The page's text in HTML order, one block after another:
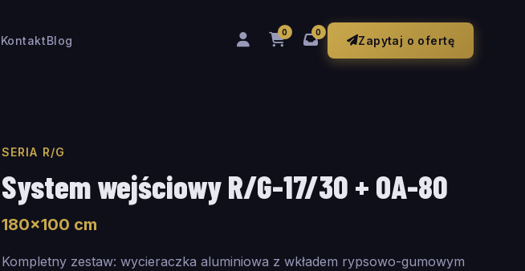
KontaktBlog
0 0
Zapytaj o ofertę
SERIA R/G
System wejściowy R/G-17/30 + OA-80
180×100 cm
Kompletny zestaw: wycieraczka aluminiowa z wkładem rypsowo-gumowym